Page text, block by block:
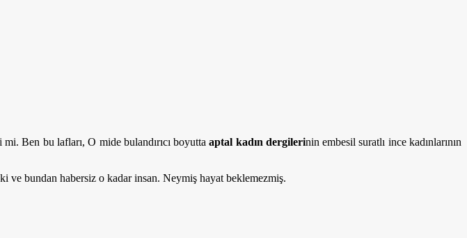
mi. Ben bu lafları, O mide bulandırıcı boyuttaaptal kadın dergilerinin embesil suratlı ince kadınlarının
ve bundan habersiz o kadar insan. Neymiş hayat beklemezmiş.